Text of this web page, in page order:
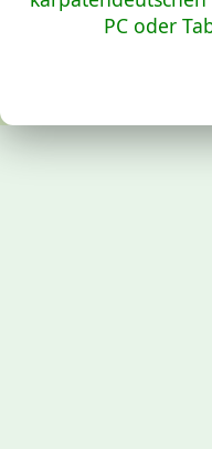
PC oder